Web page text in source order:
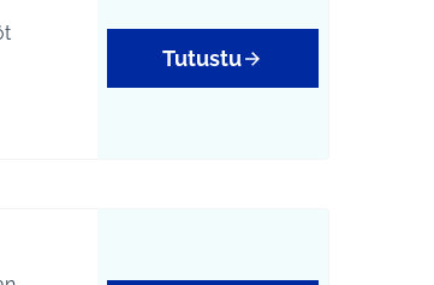
Tutustu